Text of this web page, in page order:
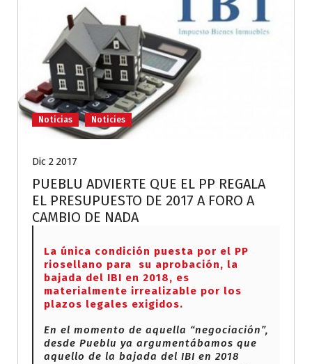
Noticias Noticies
Dic 2 2017
PUEBLU ADVIERTE QUE EL PP REGALA
EL PRESUPUESTO DE 2017 A FORO A
CAMBIO DE NADA
La única condición puesta por el PP
riosellano para su aprobación, la
bajada del IBI en 2018, es
materialmente irrealizable por los
plazos legales exigidos.
En el momento de aquella “negociación”,
desde Pueblu ya argumentábamos que
aquello de la bajada del IBI en 2018